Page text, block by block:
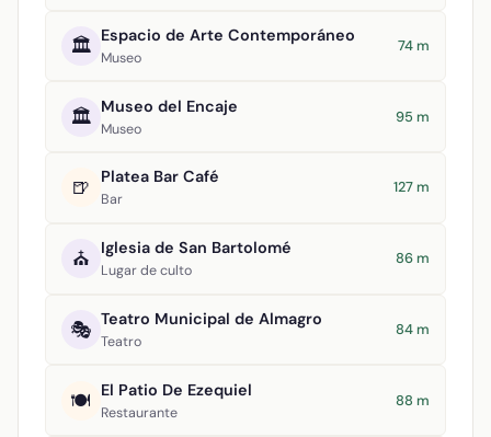
🏛️ Espacio de Arte Contemporáneo
Museo
74 m
🏛️ Museo del Encaje
Museo
95 m
🍺 Platea Bar Café
Bar
127 m
⛪ Iglesia de San Bartolomé
Lugar de culto
86 m
🎭 Teatro Municipal de Almagro
Teatro
84 m
🍽️ El Patio De Ezequiel
Restaurante
88 m